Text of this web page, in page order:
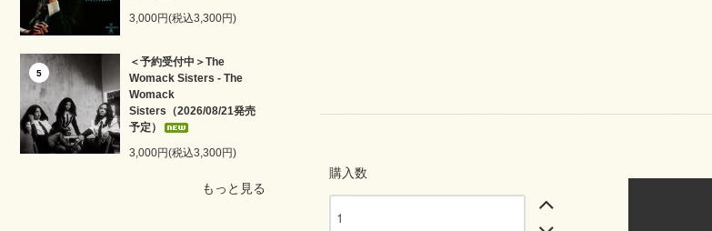
3,000円(税込3,300円)
5
＜予約受付中＞The
Womack Sisters - The
Womack
Sisters（2026/08/21発売
予定）
3,000円(税込3,300円)
もっと見る
購入数